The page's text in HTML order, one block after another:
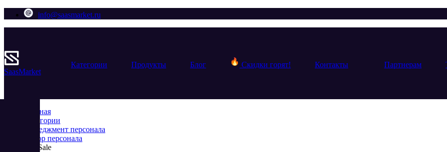
info@saasmarket.ru
SaasMarket
Категории Продукты Блог Скидки горят! Контакты Партнерам
Главная
Категории
Менеджмент персонала
Набор персонала
TextSale